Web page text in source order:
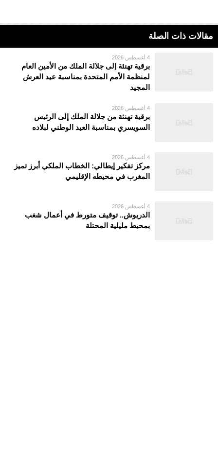
مقالات ذات الصلة
4 أغسطس 2026
برقية تهنئة إلى جلالة الملك من الأمين العام
لمنظمة الأمم المتحدة بمناسبة عيد العرش
المجيد
4 أغسطس 2026
برقية تهنئة من جلالة الملك إلى الرئيس
السويسري بمناسبة العيد الوطني لبلاده
4 أغسطس 2026
مركز تفكير إيطالي: الخطاب الملكي أبرز تميز
المغرب في محيطه الإقليمي
4 أغسطس 2026
الدريوش.. توقيف متورط في أعمال شغب
بمحيط مليلية المحتلة